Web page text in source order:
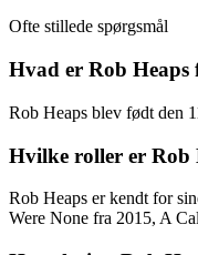
Ofte stillede spørgsmål
Hvad er Rob Heaps
Rob Heaps blev født den
Hvilke roller er Rob
Rob Heaps er kendt for
Were None fra 2015, A